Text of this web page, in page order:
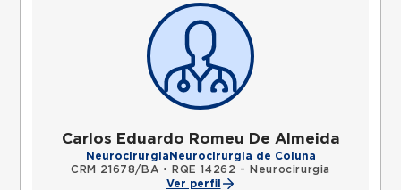
Carlos Eduardo Romeu De Almeida
Neurocirurgia Neurocirurgia de Coluna
CRM 21678/BA •
RQE 14262 - Neurocirurgia
Ver perfil